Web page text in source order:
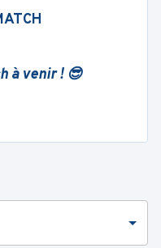
à venir ! 😎